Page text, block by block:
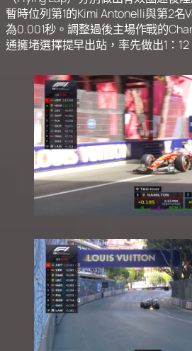
暫時位列第1的Kimi Antonelli與第2
為0.001秒。調整過後主場作戰的
通擁堵選擇提早出站，率先做出1：12